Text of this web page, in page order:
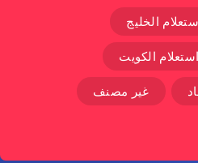
الخليج
استعلام الكويت
غير مصنف